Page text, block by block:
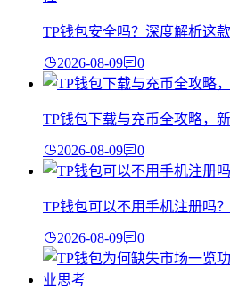
TP钱包安全吗？深度解析这
2026-08-09 0
TP钱包下载与充币全攻略，
2026-08-09 0
TP钱包可以不用手机注册吗
2026-08-09 0